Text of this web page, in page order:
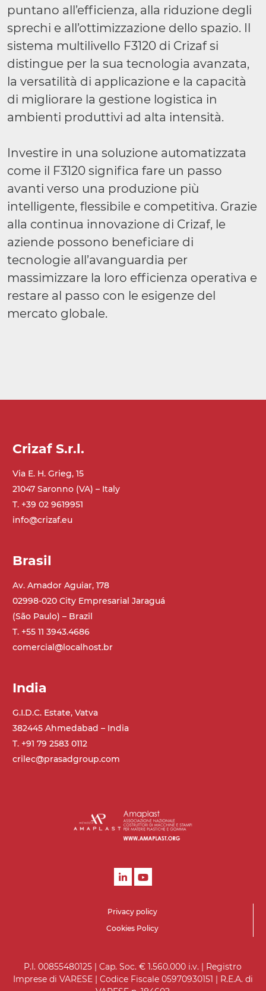
puntano all’efficienza, alla riduzione degli
sprechi e all’ottimizzazione dello spazio. Il
sistema multilivello F3120 di Crizaf si
distingue per la sua tecnologia avanzata,
la versatilità di applicazione e la capacità
di migliorare la gestione logistica in
ambienti produttivi ad alta intensità.
Investire in una soluzione automatizzata
come il F3120 significa fare un passo
avanti verso una produzione più
intelligente, flessibile e competitiva. Grazie
alla continua innovazione di Crizaf, le
aziende possono beneficiare di
tecnologie all’avanguardia per
massimizzare la loro efficienza operativa e
restare al passo con le esigenze del
mercato globale.
Crizaf S.r.l.
Via E. H. Grieg, 15
21047 Saronno (VA) – Italy
T. +39 02 9619951
info@crizaf.eu
Brasil
Av. Amador Aguiar, 178
02998-020 City Empresarial Jaraguá
(São Paulo) – Brazil
T. +55 11 3943.4686
comercial@localhost.br
India
G.I.D.C. Estate, Vatva
382445 Ahmedabad – India
T. +91 79 2583 0112
crilec@prasadgroup.com
Privacy policy
Cookies Policy
P.I. 00855480125 | Cap. Soc. € 1.560.000 i.v. | Registro
Imprese di VARESE | Codice Fiscale 05970930151 | R.E.A. di